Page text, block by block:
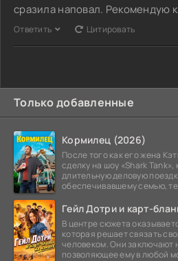
сразила наповал. Рекомендую
Ответить Цитировать
Только добавленные
Кормилец (2026)
После того как его жена
сделку на шоу «Shark
длительную деловую
обеспечивавшему семью,
Гейл Дотри и карт-
В центре сюжета
которая решает связать
человеком. Они заключают
позволяющее ему в любой